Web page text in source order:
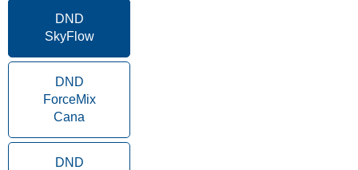
DND
SkyFlow
DND
ForceMix
Cana
DND